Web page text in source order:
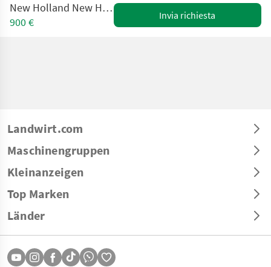
New Holland New Holland / Steyr / Case
900 €
Invia richiesta
Landwirt.com
Maschinengruppen
Kleinanzeigen
Top Marken
Länder